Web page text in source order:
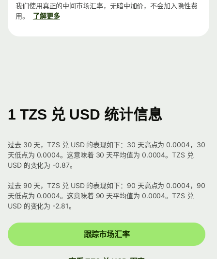
我们使用真正的中间市场汇率，无暗中加价，不会加入隐性费
用。
了解更多
1 TZS 兑 USD 统计信息
过去 30 天，TZS 兑 USD 的表现如下：30 天高点为 0.0004，30
天低点为 0.0004。这意味着 30 天平均值为 0.0004。TZS 兑
USD 的变化为 -0.87。
过去 90 天，TZS 兑 USD 的表现如下：90 天高点为 0.0004，90
天低点为 0.0004。这意味着 90 天平均值为 0.0004。TZS 兑
USD 的变化为 -2.81。
跟踪市场汇率